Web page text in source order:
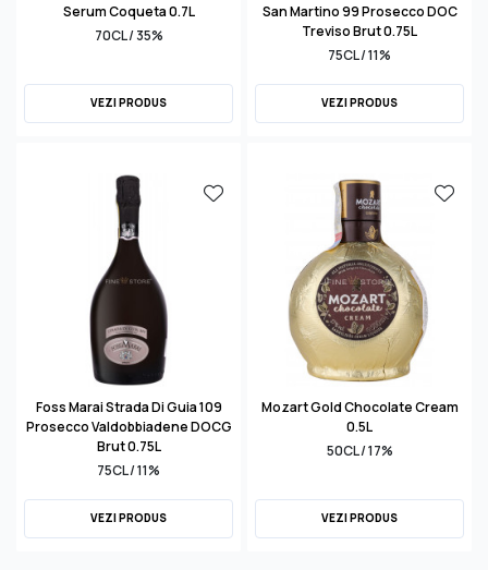
Serum Coqueta 0.7L
70CL / 35%
VEZI PRODUS
San Martino 99 Prosecco DOC
Treviso Brut 0.75L
75CL / 11%
VEZI PRODUS
Foss Marai Strada Di Guia 109
Prosecco Valdobbiadene DOCG
Brut 0.75L
75CL / 11%
VEZI PRODUS
Mozart Gold Chocolate Cream
0.5L
50CL / 17%
VEZI PRODUS